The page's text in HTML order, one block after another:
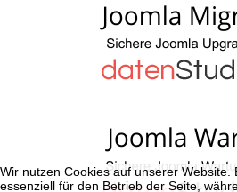
Wir nutzen Cookies auf unserer Website.
essenziell für den Betrieb der Seite,